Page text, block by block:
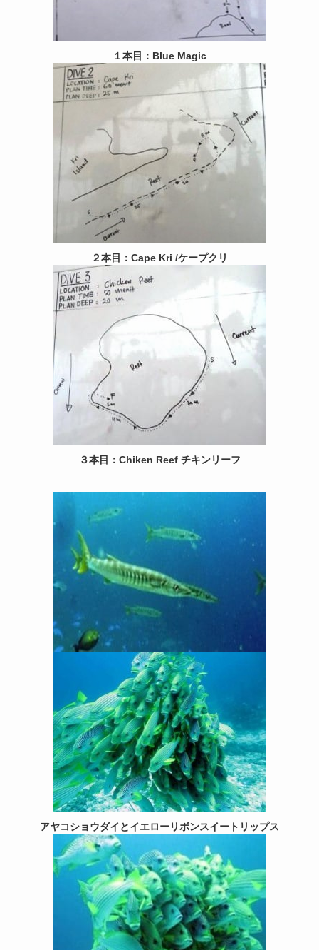
１本目：Blue Magic
２本目：Cape Kri /ケープクリ
３本目：Chiken Reef チキンリーフ
アヤコショウダイとイエローリボンスイートリップス